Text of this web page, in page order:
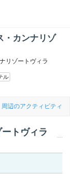
・カンナリゾ
リゾートヴィラ
ル
周辺のアクティビティ
トヴィラ